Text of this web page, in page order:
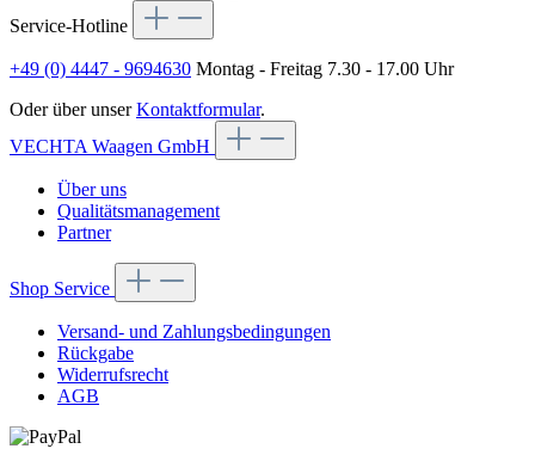
Service-Hotline
+49 (0) 4447 - 9694630 Montag - Freitag 7.30 - 17.00 Uhr
Oder über unserKontaktformular.
VECHTA Waagen GmbH
Über uns
Qualitätsmanagement
Partner
Shop Service
Versand- und Zahlungsbedingungen
Rückgabe
Widerrufsrecht
AGB